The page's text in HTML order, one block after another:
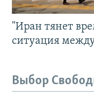
"Иран тянет
ситуация
Выбор